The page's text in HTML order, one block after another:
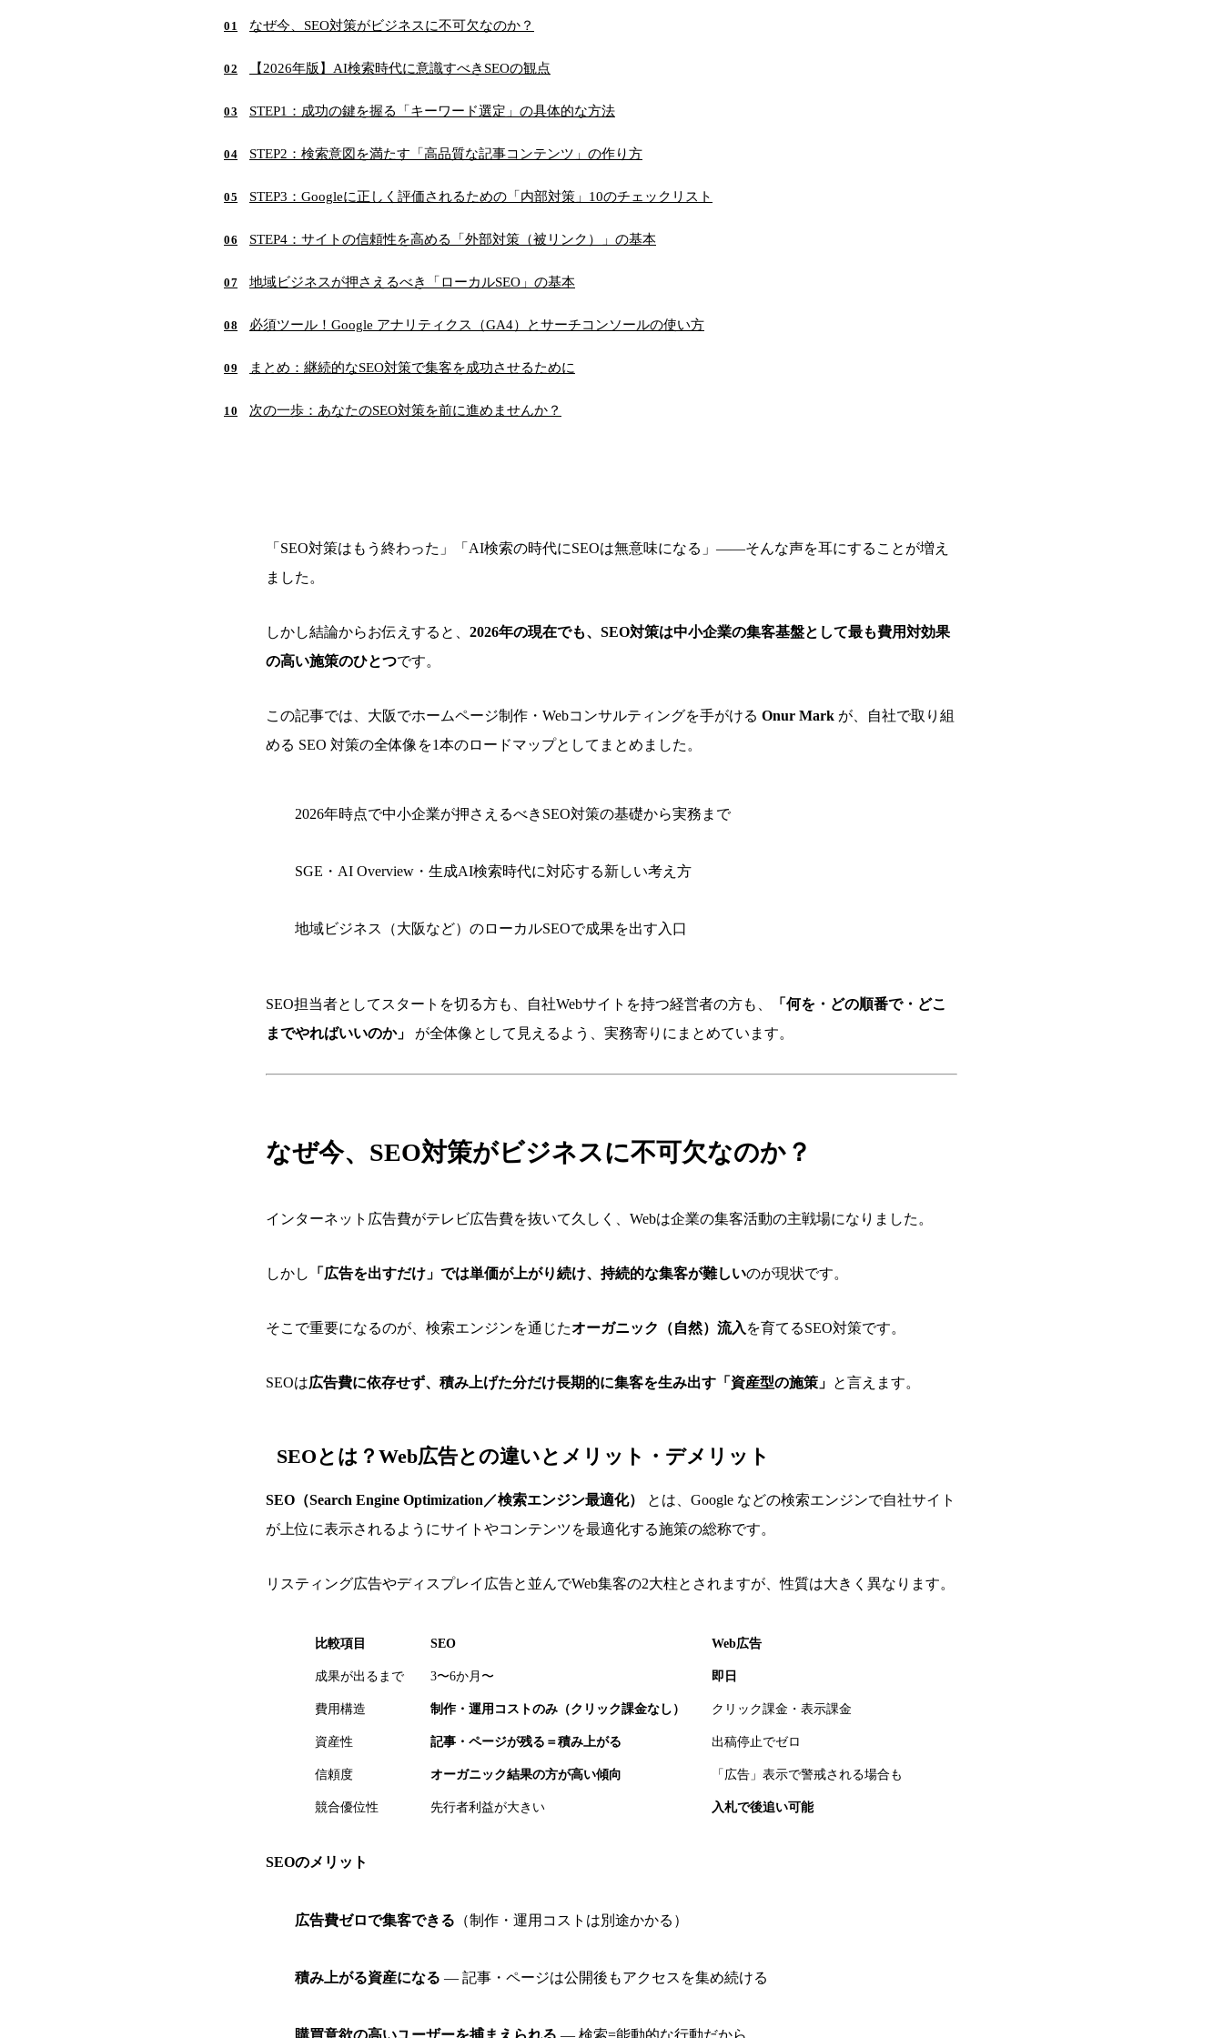
01 なぜ今、SEO対策がビジネスに不可欠なのか？
02 【2026年版】AI検索時代に意識すべきSEOの観点
03 STEP1：成功の鍵を握る「キーワード選定」の具体的な方法
04 STEP2：検索意図を満たす「高品質な記事コンテンツ」の作り方
05 STEP3：Googleに正しく評価されるための「内部対策」10のチェックリスト
06 STEP4：サイトの信頼性を高める「外部対策（被リンク）」の基本
07 地域ビジネスが押さえるべき「ローカルSEO」の基本
08 必須ツール！Google アナリティクス（GA4）とサーチコンソールの使い方
09 まとめ：継続的なSEO対策で集客を成功させるために
10 次の一歩：あなたのSEO対策を前に進めませんか？
「SEO対策はもう終わった」「AI検索の時代にSEOは無意味になる」――そんな声を耳にすることが増え
ました。
しかし結論からお伝えすると、 2026年の現在でも、SEO対策は中小企業の集客基盤として最も費用対効果
の高い施策のひとつです。
この記事では、大阪でホームページ制作・Webコンサルティングを手がける Onur Mark が、自社で取り組
める SEO 対策の全体像を1本のロードマップとしてまとめました。
2026年時点で中小企業が押さえるべきSEO対策の基礎から実務まで
SGE・AI Overview・生成AI検索時代に対応する新しい考え方
地域ビジネス（大阪など）のローカルSEOで成果を出す入口
SEO担当者としてスタートを切る方も、自社Webサイトを持つ経営者の方も、
「何を・どの順番で・どこ
までやればいいのか」
が全体像として見えるよう、実務寄りにまとめています。
なぜ今、SEO対策がビジネスに不可欠なのか？
インターネット広告費がテレビ広告費を抜いて久しく、Webは企業の集客活動の主戦場になりました。
しかし 「広告を出すだけ」では単価が上がり続け、持続的な集客が難しいのが現状です。
そこで重要になるのが、検索エンジンを通じたオーガニック（自然）流入 を育てるSEO対策です。
SEOは広告費に依存せず、積み上げた分だけ長期的に集客を生み出す「資産型の施策」 と言えます。
SEOとは？Web広告との違いとメリット・デメリット
SEO（Search Engine Optimization／検索エンジン最適化）
とは、Google などの検索エンジンで自社サイト
が上位に表示されるようにサイトやコンテンツを最適化する施策の総称です。
リスティング広告やディスプレイ広告と並んでWeb集客の2大柱とされますが、性質は大きく異なります。
比較項目 SEO Web広告
成果が出るまで 3〜6か月〜 即日
費用構造 制作・運用コストのみ（クリック課金なし） クリック課金・表示課金
資産性 記事・ページが残る＝積み上がる 出稿停止でゼロ
信頼度 オーガニック結果の方が高い傾向 「広告」表示で警戒される場合も
競合優位性 先行者利益が大きい 入札で後追い可能
SEOのメリット
広告費ゼロで集客できる （制作・運用コストは別途かかる）
積み上がる資産になる — 記事・ページは公開後もアクセスを集め続ける
購買意欲の高いユーザーを捕まえられる — 検索=能動的な行動だから